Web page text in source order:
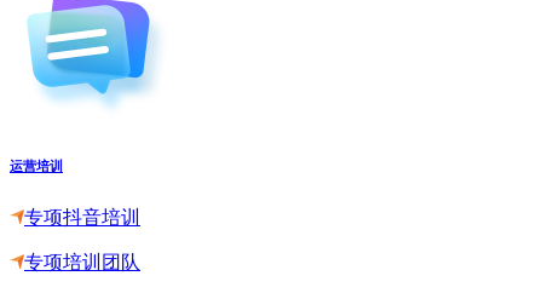
运营培训
专项抖音培训
专项培训团队